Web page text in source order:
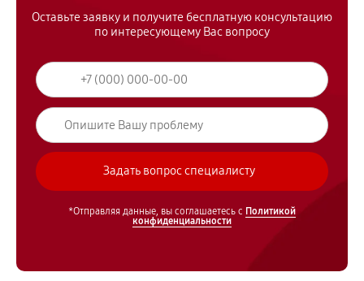
Оставьте заявку и получите бесплатную консультацию
по интересующему Вас вопросу
*Отправляя данные, вы соглашаетесь с Политикой
конфиденциальности